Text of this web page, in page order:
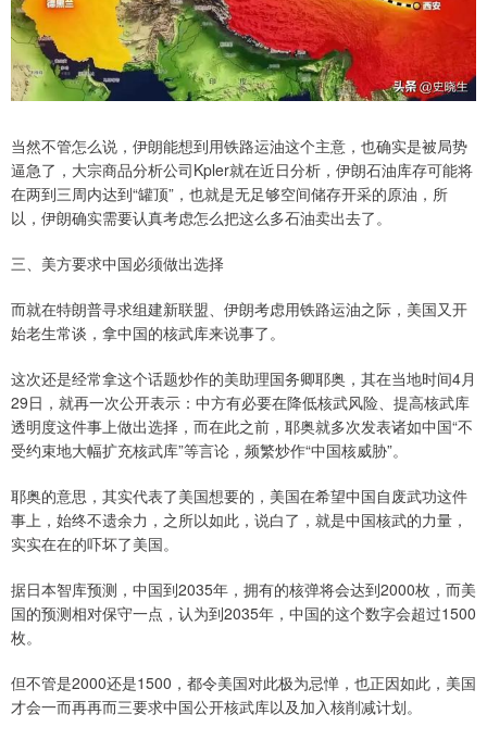
当然不管怎么说，伊朗能想到用铁路运油这个主意，也确实是被局势
逼急了，大宗商品分析公司Kpler就在近日分析，伊朗石油库存可能将
在两到三周内达到“罐顶”，也就是无足够空间储存开采的原油，所
以，伊朗确实需要认真考虑怎么把这么多石油卖出去了。
三、美方要求中国必须做出选择
而就在特朗普寻求组建新联盟、伊朗考虑用铁路运油之际，美国又开
始老生常谈，拿中国的核武库来说事了。
这次还是经常拿这个话题炒作的美助理国务卿耶奥，其在当地时间4月
29日，就再一次公开表示：中方有必要在降低核武风险、提高核武库
透明度这件事上做出选择，而在此之前，耶奥就多次发表诸如中国“不
受约束地大幅扩充核武库”‌‌等言论，频繁炒作“中国核威胁”。
耶奥的意思，其实代表了美国想要的，美国在希望中国自废武功这件
事上，始终不遗余力，之所以如此，说白了，就是中国核武的力量，
实实在在的吓坏了美国。
据日本智库预测，中国到2035年，拥有的核弹将会达到2000枚，而美
国的预测相对保守一点，认为到2035年，中国的这个数字会超过1500
枚。
但不管是2000还是1500，都令美国对此极为忌惮，也正因如此，美国
才会一而再再而三要求中国公开核武库以及加入核削减计划。